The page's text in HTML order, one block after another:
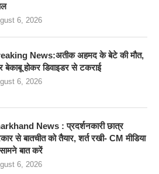
6, 2026
News:अतीक अहमद के बेटे की मौत,
बेकाबू होकर डिवाइडर से टकराई
6, 2026
News : प्रदर्शनकारी छात्र
से बातचीत को तैयार, शर्त रखी- CM मीडिया
बात करें
6, 2026